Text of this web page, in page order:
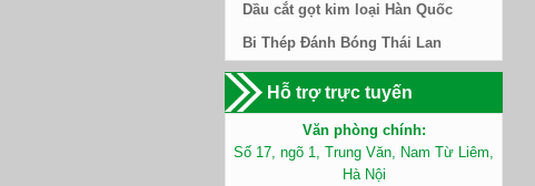
Dầu cắt gọt kim loại Hàn Quốc
Bi Thép Đánh Bóng Thái Lan
Hỗ trợ trực tuyến
Văn phòng chính:
Số 17, ngõ 1, Trung Văn, Nam Từ Liêm,
Hà Nội